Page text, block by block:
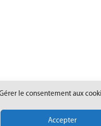
le consentement aux
Accepter